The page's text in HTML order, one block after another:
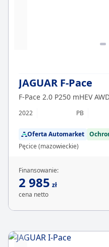
JAGUAR F-Pace
F-Pace 2.0 P250 mHEV
2022 PB
Oferta Automarket
Pęcice (mazowieckie)
Finansowanie:
2 985 zł
cena netto